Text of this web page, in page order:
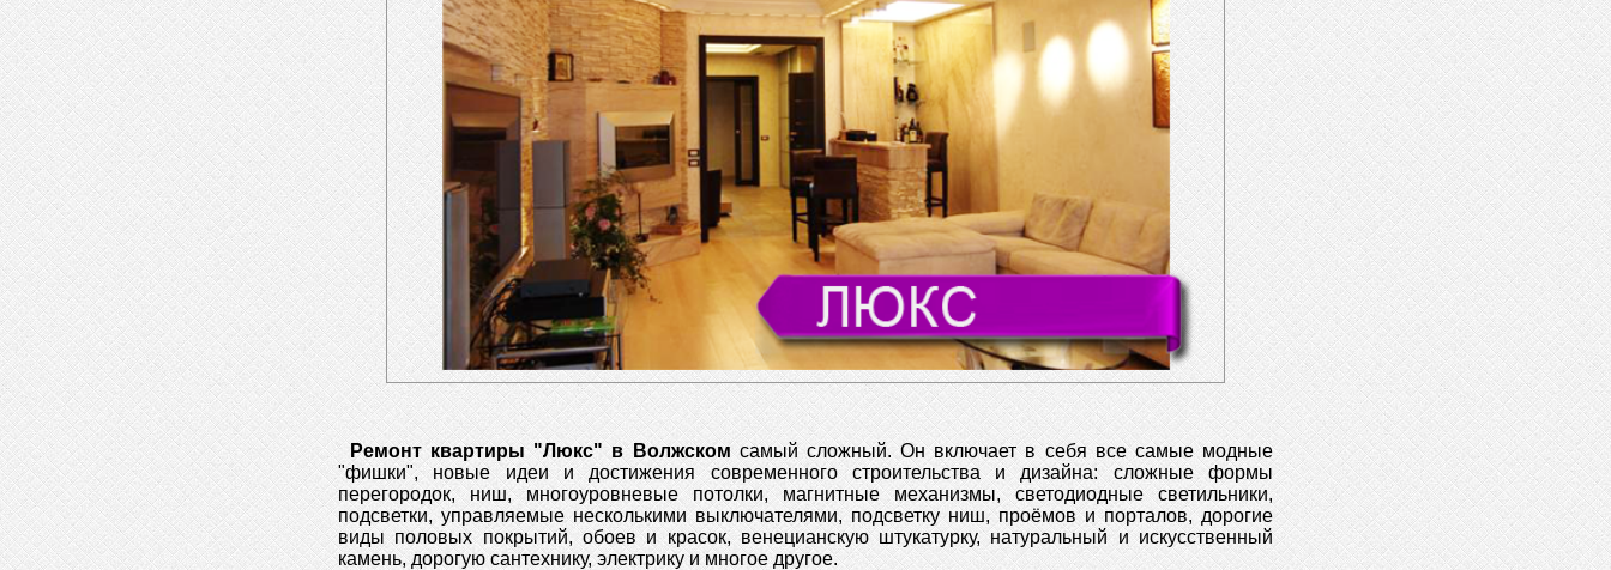
Ремонт квартиры "Люкс" в Волжскомсамый сложный. Он включает в себя все самые модные
"фишки", новые идеи и достижения современного строительства и дизайна: сложные формы
перегородок, ниш, многоуровневые потолки, магнитные механизмы, светодиодные светильники,
подсветки, управляемые несколькими выключателями, подсветку ниш, проёмов и порталов, дорогие
виды половых покрытий, обоев и красок, венецианскую штукатурку, натуральный и искусственный
камень, дорогую сантехнику, электрику и многое другое.